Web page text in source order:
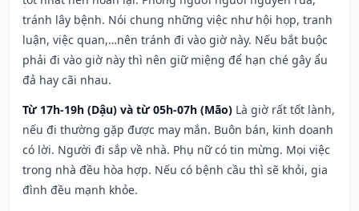
tránh lây bệnh. Nói chung những việc như hội họp, tranh
luận, việc quan,…nên tránh đi vào giờ này. Nếu bắt buộc
phải đi vào giờ này thì nên giữ miệng để hạn ché gây ẩu
đả hay cãi nhau.
Từ 17h-19h (Dậu) và từ 05h-07h (Mão) Là giờ rất tốt lành,
nếu đi thường gặp được may mắn. Buôn bán, kinh doanh
có lời. Người đi sắp về nhà. Phụ nữ có tin mừng. Mọi việc
trong nhà đều hòa hợp. Nếu có bệnh cầu thì sẽ khỏi, gia
đình đều mạnh khỏe.